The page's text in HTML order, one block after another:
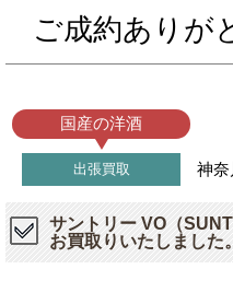
ご成約ありが
国産の洋酒
出張買取 神
サントリー VO（
お買取りいたしました。